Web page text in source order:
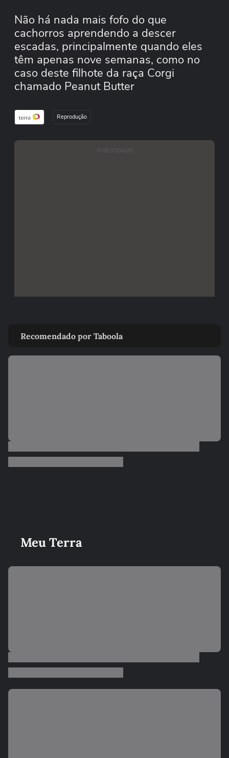
Não há nada mais fofo do que
cachorros aprendendo a descer
escadas, principalmente quando eles
têm apenas nove semanas, como no
caso deste filhote da raça Corgi
chamado Peanut Butter
Reprodução
PUBLICIDADE
Recomendado por Taboola
Meu Terra